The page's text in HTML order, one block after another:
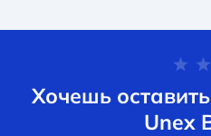
Хочешь
Unex